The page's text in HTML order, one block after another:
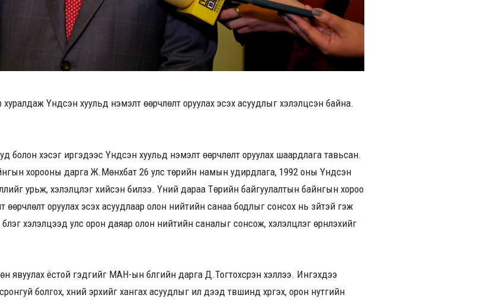
Үндсэн хуульд нэмэлт өөрчлөлт оруулах эсэх асуудлыг хэлэлцсэн байна.
болон хэсэг иргэдээс Үндсэн хуульд нэмэлт өөрчлөлт оруулах шаардлага тавьсан.
хорооны дарга Ж.Мөнхбат 26 улс төрийн намын удирдлага, 1992 оны Үндсэн
урьж, хэлэлцүүлэг хийсэн билээ. Үүний дараа Төрийн байгуулалтын байнгын хороо
оруулах эсэх асуудлаар олон нийтийн санаа бодлыг сонсох нь зүйтэй гэж
хэлэлцээд улс орон даяар олон нийтийн саналыг сонсож, хэлэлцүүлэг өрнүүлэхийг
явуулах ёстой гэдгийг МАН-ын бүлгийн дарга Д.Тогтохсүрэн хэллээ. Ингэхдээ
болгох, хүний эрхийг хангах асуудлыг илүү дээд түвшинд хүргэх, орон нутгийн